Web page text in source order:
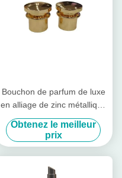
Bouchon de parfum de luxe
en alliage de zinc métallique
personnalisé
Obtenez le meilleur
prix